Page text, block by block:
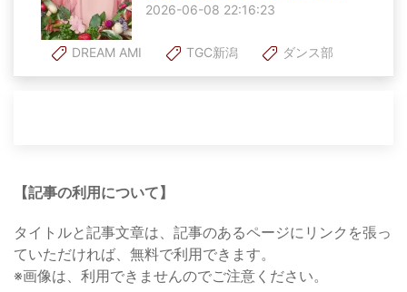
2026-06-08 22:16:23
DREAM AMI TGC新潟 ダンス部
【記事の利用について】
タイトルと記事文章は、記事のあるページにリンクを張っ
ていただければ、無料で利用できます。
※画像は、利用できませんのでご注意ください。